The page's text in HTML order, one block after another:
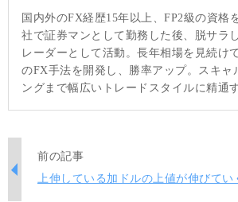
国内外のFX経歴15年以上、FP2級の資格
社で証券マンとして勤務した後、脱サラ
レーダーとして活動。長年相場を見続け
のFX手法を開発し、勝率アップ。スキャ
ングまで幅広いトレードスタイルに精通す
前の記事
上伸している加ドルの上値が伸びてい